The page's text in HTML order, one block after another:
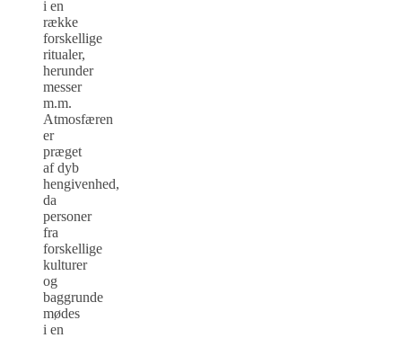
i en
række
forskellige
ritualer,
herunder
messer
m.m.
Atmosfæren
er
præget
af dyb
hengivenhed,
da
personer
fra
forskellige
kulturer
og
baggrunde
mødes
i en